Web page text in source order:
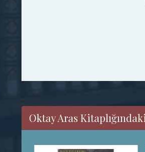
Oktay Aras